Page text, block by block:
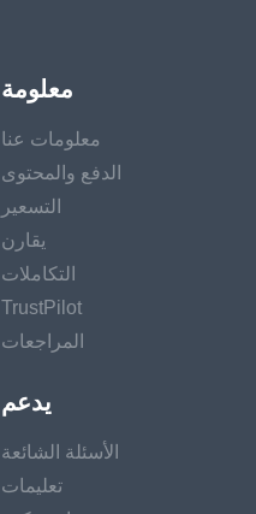
معلومة
معلومات عنا
الدفع والمحتوى
التسعير
يقارن
التكاملات
TrustPilot
المراجعات
يدعم
الأسئلة الشائعة
تعليمات